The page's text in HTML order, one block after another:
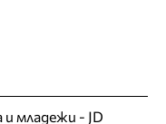
и младежи - JD